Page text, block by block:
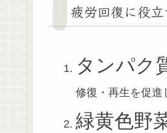
疲労回復に役立
タンパク
修復・再生を促進
緑黄色野